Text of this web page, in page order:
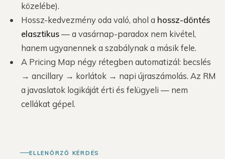
közelébe).
Hossz-kedvezmény oda való, ahol a hossz-döntés
elasztikus— a vasárnap-paradox nem kivétel,
hanem ugyanennek a szabálynak a másik fele.
A Pricing Map négy rétegben automatizál: becslés
→ ancillary → korlátok → napi újraszámolás. Az RM
a javaslatok logikáját érti és felügyeli — nem
cellákat gépel.
ELLENŐRZŐ KÉRDÉS